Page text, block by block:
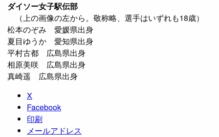
ダイソー女子駅伝部
（上の画像の左から。敬称略、選手はいずれも18歳）
松本のぞみ 愛媛県出身
夏目ゆうか 愛知県出身
平村古都 広島県出身
相原美咲 広島県出身
真崎遥 広島県出身
X
Facebook
印刷
メールアドレス